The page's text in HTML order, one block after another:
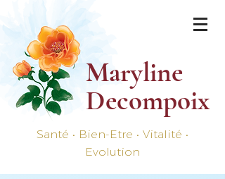
Maryline
Decompoix
Santé • Bien-Etre • Vitalité •
Evolution